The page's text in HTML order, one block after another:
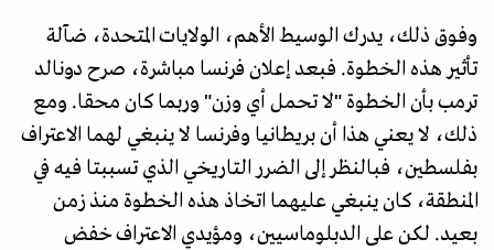
وفوق ذلك، يدرك الوسيط الأهم، الولايات المتحدة، ضآلة
تأثير هذه الخطوة. فبعد إعلان فرنسا مباشرة، صرح دونالد
ترمب بأن الخطوة "لا تحمل أي وزن" وربما كان محقا. ومع
ذلك، لا يعني هذا أن بريطانيا وفرنسا لا ينبغي لهما الاعتراف
بفلسطين، فبالنظر إلى الضرر التاريخي الذي تسببتا فيه في
المنطقة، كان ينبغي عليهما اتخاذ هذه الخطوة منذ زمن
بعيد. لكن على الدبلوماسيين، ومؤيدي الاعتراف خفض